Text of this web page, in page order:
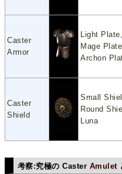
Caster
Armor
Light Plate,
Mage Plate,
Archon
Caster
Shield
Small
Round
Luna
考察:究極の Caster Amulet